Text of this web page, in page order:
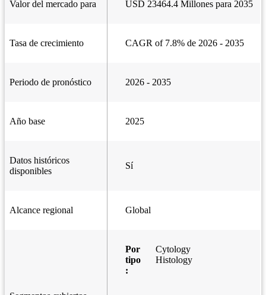
Valor del mercado para USD 23464.4 Millones para 2035
Tasa de crecimiento CAGR of 7.8% de 2026 - 2035
Periodo de pronóstico 2026 - 2035
Año base 2025
Datos históricos
disponibles
Sí
Alcance regional Global
Por
tipo
:
Cytology
Histology